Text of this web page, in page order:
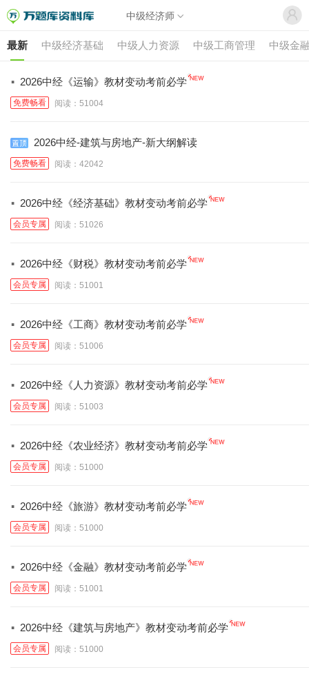
中级经济师
最新 中级经济基础 中级人力资源 中级工商管理 中级金
· 2026中经《运输》教材变动考前必学
免费畅看 阅读：51004
2026中经-建筑与房地产-新大纲解读
免费畅看 阅读：42042
· 2026中经《经济基础》教材变动考前必学
会员专属 阅读：51026
· 2026中经《财税》教材变动考前必学
会员专属 阅读：51001
· 2026中经《工商》教材变动考前必学
会员专属 阅读：51006
· 2026中经《人力资源》教材变动考前必学
会员专属 阅读：51003
· 2026中经《农业经济》教材变动考前必学
会员专属 阅读：51000
· 2026中经《旅游》教材变动考前必学
会员专属 阅读：51000
· 2026中经《金融》教材变动考前必学
会员专属 阅读：51001
· 2026中经《建筑与房地产》教材变动考前必学
会员专属 阅读：51000